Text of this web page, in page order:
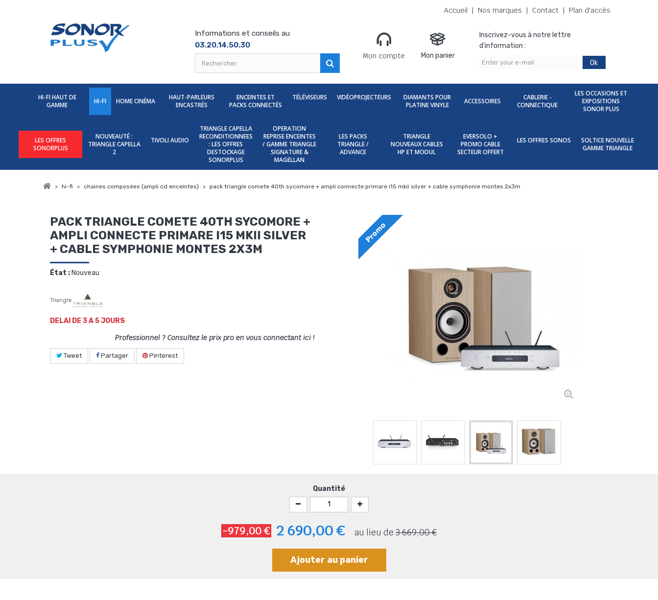
Accueil Nos marques Contact Plan d'accès
Informations et conseils au
03.20.14.50.30
Mon compte
Mon panier
Inscrivez-vous à notre lettre
d'information :
Ok
HI-FI HAUT DE
GAMME
HI-FI HOME CINÉMA
HAUT-PARLEURS
ENCASTRÉS
ENCEINTES ET
PACKS CONNECTÉS
TÉLÉVISEURS VIDÉOPROJECTEURS
DIAMANTS POUR
PLATINE VINYLE
ACCESSOIRES
CABLERIE -
CONNECTIQUE
LES OCCASIONS ET
EXPOSITIONS
SONOR PLUS
LES OFFRES
SONORPLUS
NOUVEAUTÉ :
TRIANGLE CAPELLA
2
TIVOLI AUDIO
TRIANGLE CAPELLA
RECONDITIONNEES
: LES OFFRES
DESTOCKAGE
SONORPLUS
OPERATION
REPRISE ENCEINTES
/ GAMME TRIANGLE
SIGNATURE &
MAGELLAN
LES PACKS
TRIANGLE /
ADVANCE
TRIANGLE
NOUVEAUX CABLES
HP ET MODUL
EVERSOLO +
PROMO CABLE
SECTEUR OFFERT
LES OFFRES SONOS
SOLTICE NOUVELLE
GAMME TRIANGLE
> hi-fi > chaines composées (ampli cd enceintes) > pack triangle comete 40th sycomore + ampli connecte primare i15 mkii silver + cable symphonie montes 2x3m
Promo
PACK TRIANGLE COMETE 40TH SYCOMORE +
AMPLI CONNECTE PRIMARE I15 MKII SILVER
+ CABLE SYMPHONIE MONTES 2X3M
État : Nouveau
Triangle
DELAI DE 3 A 5 JOURS
Professionnel ? Consultez le prix pro en vous connectant ici !
Tweet Partager Pinterest
Quantité
-979,00 € 2 690,00 € au lieu de 3 669,00 €
Ajouter au panier